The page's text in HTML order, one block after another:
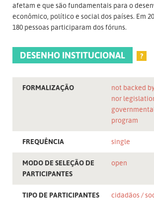
afetam e que são fundamentais para o
econômico, político e social dos países. Em
180 pessoas participaram dos fóruns.
DESENHO INSTITUCIONAL ?
FORMALIZAÇÃO
not backed
nor
program
FREQUÊNCIA single
MODO DE SELEÇÃO DE
PARTICIPANTES
open
TIPO DE PARTICIPANTES cidadãos